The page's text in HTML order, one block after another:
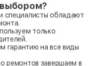
специалисты обладают
только
гарантию на все виды
ремонтов завершаем в